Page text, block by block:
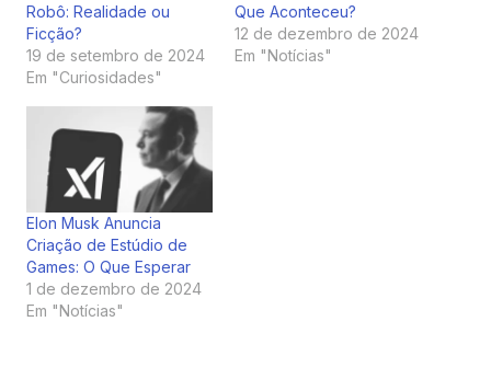
Robô: Realidade ou
Ficção?
19 de setembro de 2024
Em "Curiosidades"
Que Aconteceu?
12 de dezembro de 2024
Em "Notícias"
Elon Musk Anuncia
Criação de Estúdio de
Games: O Que Esperar
1 de dezembro de 2024
Em "Notícias"